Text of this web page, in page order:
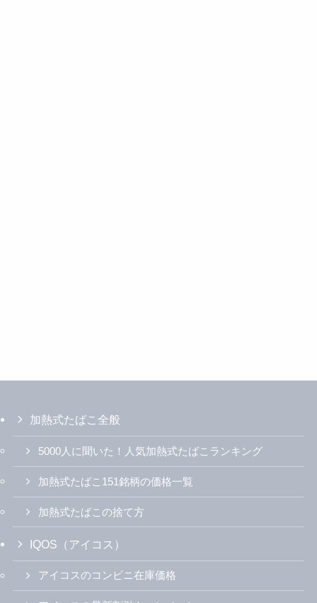
加熱式たばこ全般
5000人に聞いた！人気加熱式たばこランキング
加熱式たばこ151銘柄の価格一覧
加熱式たばこの捨て方
IQOS（アイコス）
アイコスのコンビニ在庫価格